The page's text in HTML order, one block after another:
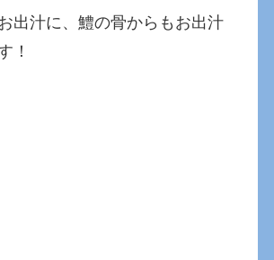
出汁に、鱧の骨からもお出汁
！